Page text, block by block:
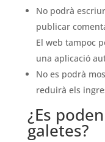
No podrà
publicar
El web tampoc
una aplicació
No es podrà
reduirà els
¿Es
galetes?